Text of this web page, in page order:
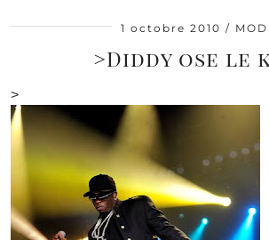
1 octobre 2010
>Diddy ose le
>